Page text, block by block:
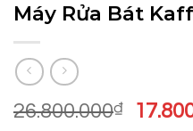
Máy Rửa Bát
26.800.000₫
Giá